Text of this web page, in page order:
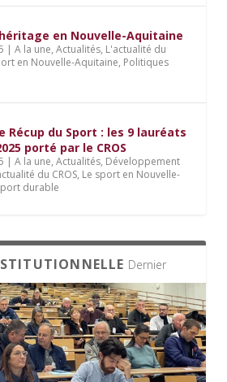
en Nouvelle-Aquitaine
|A la une,Actualités, L'actualité du
en Nouvelle-Aquitaine, Politiques
Récup du Sport : les 9 lauréats
porté par le CROS
|A la une,Actualités, Développement
du CROS, Le sport en Nouvelle-
durable
Dernier